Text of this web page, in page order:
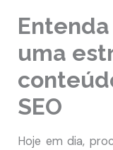
uma
SEO
Hoje em dia,